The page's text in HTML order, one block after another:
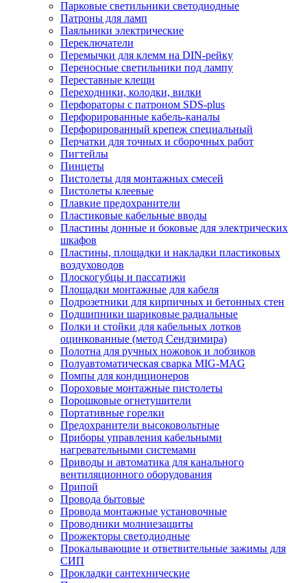
Парковые светильники светодиодные
Патроны для ламп
Паяльники электрические
Переключатели
Перемычки для клемм на DIN-рейку
Переносные светильники под лампу
Переставные клещи
Переходники, колодки, вилки
Перфораторы с патроном SDS-plus
Перфорированные кабель-каналы
Перфорированный крепеж специальный
Перчатки для точных и сборочных работ
Пигтейлы
Пинцеты
Пистолеты для монтажных смесей
Пистолеты клеевые
Плавкие предохранители
Пластиковые кабельные вводы
Пластины донные и боковые для электрических
шкафов
Пластины, площадки и накладки пластиковых
воздуховодов
Плоскогубцы и пассатижи
Площадки монтажные для кабеля
Подрозетники для кирпичных и бетонных стен
Подшипники шариковые радиальные
Полки и стойки для кабельных лотков
оцинкованные (метод Сендзимира)
Полотна для ручных ножовок и лобзиков
Полуавтоматическая сварка MIG-MAG
Помпы для кондиционеров
Пороховые монтажные пистолеты
Порошковые огнетушители
Портативные горелки
Предохранители высоковольтные
Приборы управления кабельными
нагревательными системами
Приводы и автоматика для канального
вентиляционного оборудования
Припой
Провода бытовые
Провода монтажные установочные
Проводники молниезащиты
Прожекторы светодиодные
Прокалывающие и ответвительные зажимы для
СИП
Прокладки сантехнические